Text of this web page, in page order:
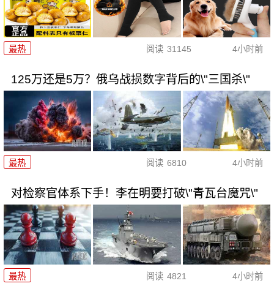
最热 阅读 31145 4小时前
125万还是5万？俄乌战损数字背后的\"三国杀\"
最热 阅读 6810 4小时前
对检察官体系下手！李在明要打破\"青瓦台魔咒\"
最热 阅读 4821 4小时前